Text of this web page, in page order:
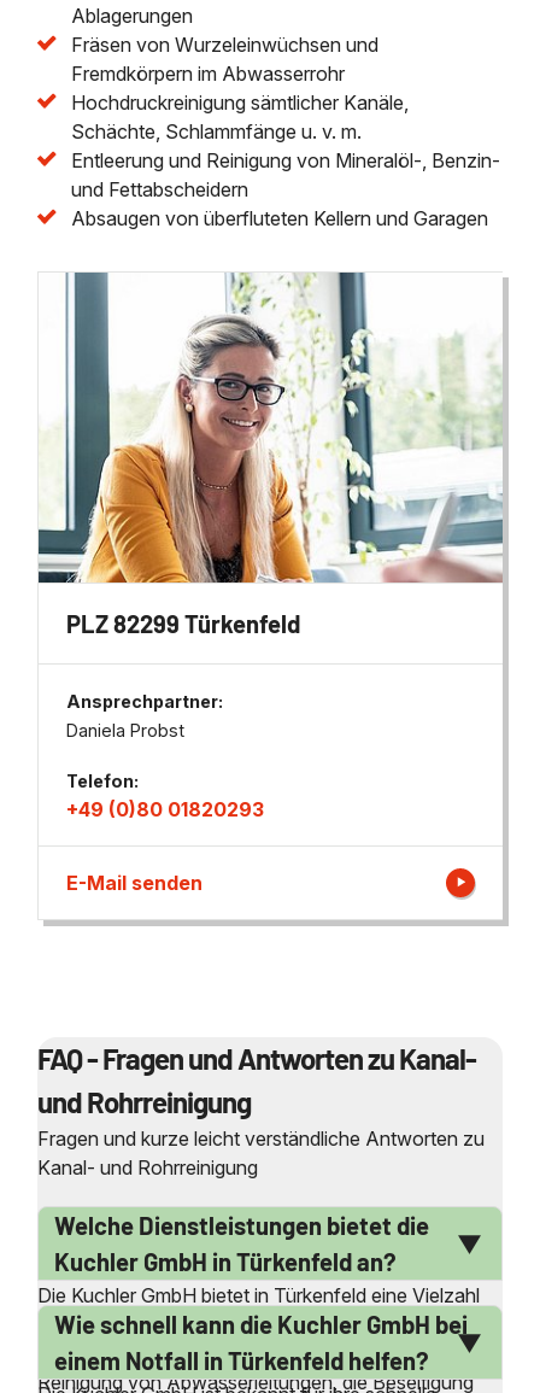
Ablagerungen
Fräsen von Wurzeleinwüchsen und
Fremdkörpern im Abwasserrohr
Hochdruckreinigung sämtlicher Kanäle,
Schächte, Schlammfänge u. v. m.
Entleerung und Reinigung von Mineralöl-, Benzin-
und Fettabscheidern
Absaugen von überfluteten Kellern und Garagen
PLZ 82299 Türkenfeld
Ansprechpartner:
Daniela Probst
Telefon:
+49 (0)80 01820293
E-Mail senden
FAQ - Fragen und Antworten zu Kanal-
und Rohrreinigung
Fragen und kurze leicht verständliche Antworten zu
Kanal- und Rohrreinigung
Welche Dienstleistungen bietet die
Kuchler GmbH in Türkenfeld an?
Die Kuchler GmbH bietet in Türkenfeld eine Vielzahl
von Dienstleistungen rund um die Kanal- und
Rohrreinigung an. Dazu gehören die professionelle
Reinigung von Abwasserleitungen, die Beseitigung
Wie schnell kann die Kuchler GmbH bei
einem Notfall in Türkenfeld helfen?